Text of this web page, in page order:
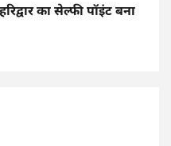
का सेल्फी पॉइंट बना